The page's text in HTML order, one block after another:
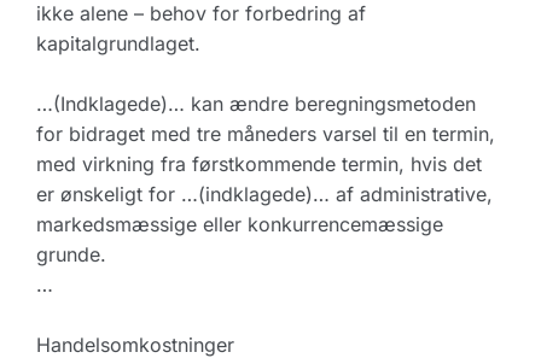
ikke alene – behov for forbedring af
kapitalgrundlaget.
…(Indklagede)… kan ændre beregningsmetoden
for bidraget med tre måneders varsel til en termin,
med virkning fra førstkommende termin, hvis det
er ønskeligt for …(indklagede)… af administrative,
markedsmæssige eller konkurrencemæssige
grunde.
…
Handelsomkostninger